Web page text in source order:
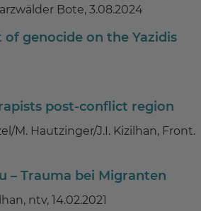
Bote, 3.08.2024
of genocide on the Yazidis
post-conflict region
M. Hautzinger/J.I. Kizilhan, Front.
– Trauma bei Migranten
ntv, 14.02.2021